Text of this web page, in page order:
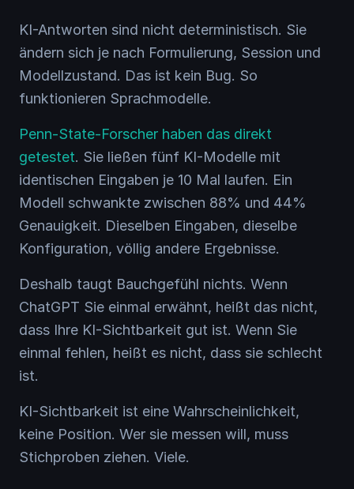
KI-Antworten sind nicht deterministisch. Sie
ändern sich je nach Formulierung, Session und
Modellzustand. Das ist kein Bug. So
funktionieren Sprachmodelle.
Penn-State-Forscher haben das direkt
getestet. Sie ließen fünf KI-Modelle mit
identischen Eingaben je 10 Mal laufen. Ein
Modell schwankte zwischen 88% und 44%
Genauigkeit. Dieselben Eingaben, dieselbe
Konfiguration, völlig andere Ergebnisse.
Deshalb taugt Bauchgefühl nichts. Wenn
ChatGPT Sie einmal erwähnt, heißt das nicht,
dass Ihre KI-Sichtbarkeit gut ist. Wenn Sie
einmal fehlen, heißt es nicht, dass sie schlecht
ist.
KI-Sichtbarkeit ist eine Wahrscheinlichkeit,
keine Position. Wer sie messen will, muss
Stichproben ziehen. Viele.